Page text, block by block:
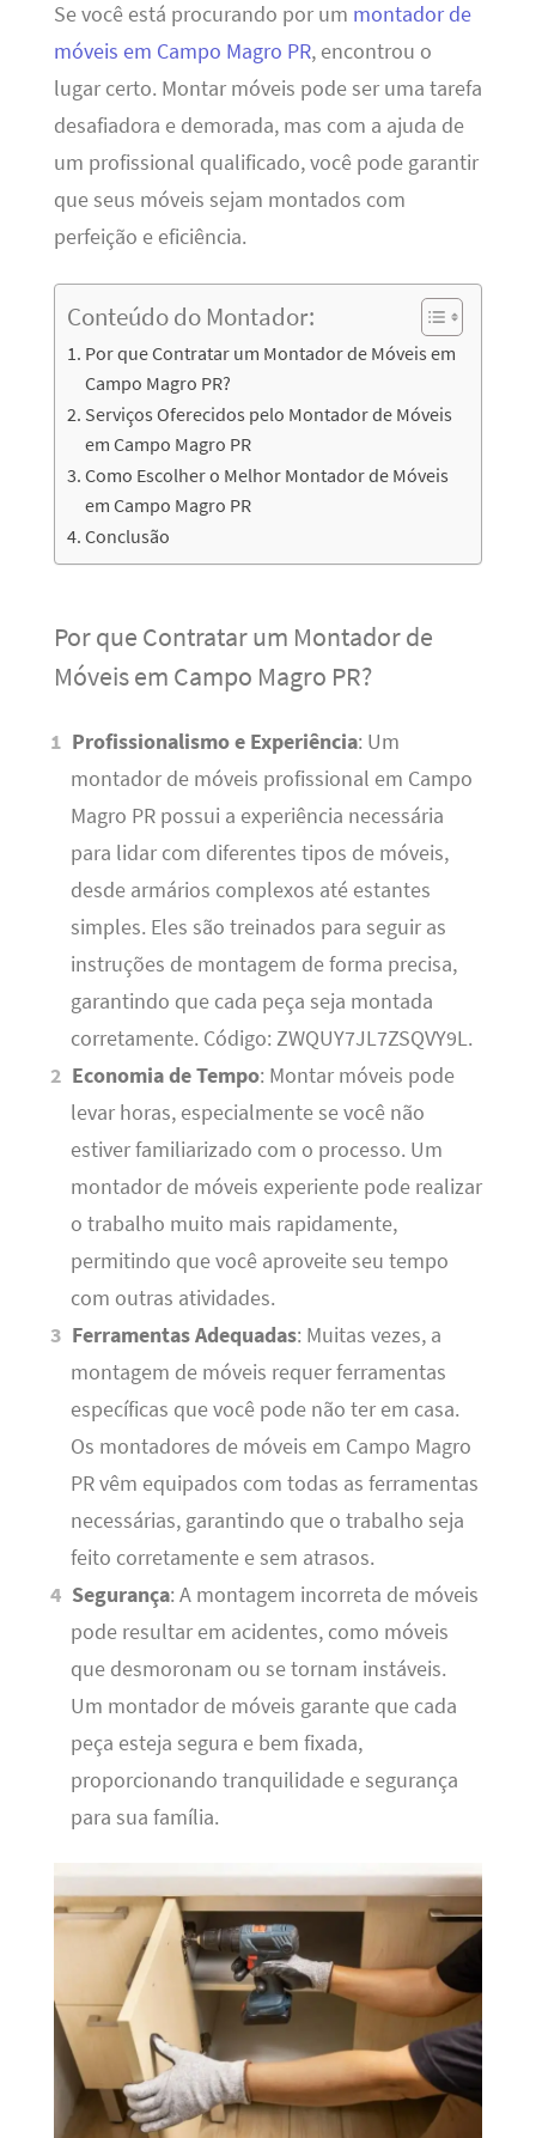
Se você está procurando por um montador de
móveis em Campo Magro PR, encontrou o
lugar certo. Montar móveis pode ser uma tarefa
desafiadora e demorada, mas com a ajuda de
um profissional qualificado, você pode garantir
que seus móveis sejam montados com
perfeição e eficiência.
Conteúdo do Montador:
Por que Contratar um Montador de Móveis em
Campo Magro PR?
Serviços Oferecidos pelo Montador de Móveis
em Campo Magro PR
Como Escolher o Melhor Montador de Móveis
em Campo Magro PR
Conclusão
Por que Contratar um Montador de
Móveis em Campo Magro PR?
Profissionalismo e Experiência: Um
montador de móveis profissional em Campo
Magro PR possui a experiência necessária
para lidar com diferentes tipos de móveis,
desde armários complexos até estantes
simples. Eles são treinados para seguir as
instruções de montagem de forma precisa,
garantindo que cada peça seja montada
corretamente. Código: ZWQUY7JL7ZSQVY9L.
Economia de Tempo: Montar móveis pode
levar horas, especialmente se você não
estiver familiarizado com o processo. Um
montador de móveis experiente pode realizar
o trabalho muito mais rapidamente,
permitindo que você aproveite seu tempo
com outras atividades.
Ferramentas Adequadas: Muitas vezes, a
montagem de móveis requer ferramentas
específicas que você pode não ter em casa.
Os montadores de móveis em Campo Magro
PR vêm equipados com todas as ferramentas
necessárias, garantindo que o trabalho seja
feito corretamente e sem atrasos.
Segurança: A montagem incorreta de móveis
pode resultar em acidentes, como móveis
que desmoronam ou se tornam instáveis.
Um montador de móveis garante que cada
peça esteja segura e bem fixada,
proporcionando tranquilidade e segurança
para sua família.